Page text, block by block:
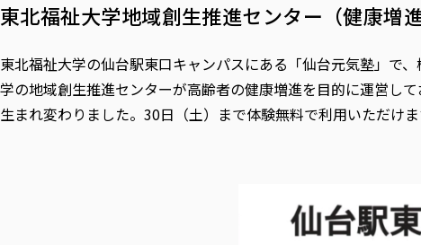
東北福祉大学地域創生推進センター（健康増進
東北福祉大学の仙台駅東口キャンパスにある「仙台元気塾」で
学の地域創生推進センターが高齢者の健康増進を目的に運営し
生まれ変わりました。30日（土）まで体験無料で利用いただけ